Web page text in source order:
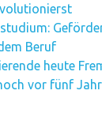
Beruf
heute
vor fünf